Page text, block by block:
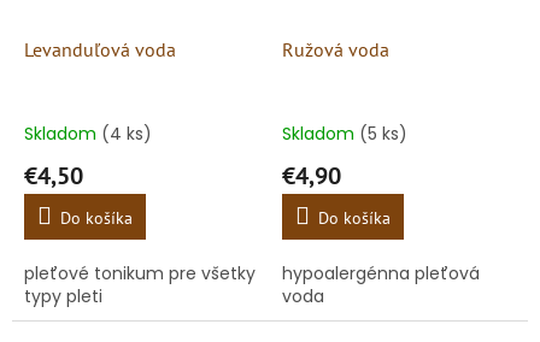
Levanduľová voda
Skladom (4 ks)
€4,50
Do košíka
pleťové tonikum pre všetky
typy pleti
Ružová voda
Skladom (5 ks)
€4,90
Do košíka
hypoalergénna pleťová
voda